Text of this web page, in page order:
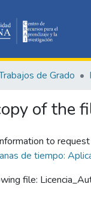
de Grado
of the
to
de tiempo:
file: